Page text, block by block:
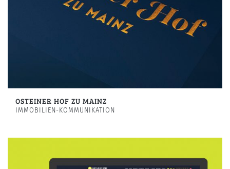
OSTEINER HOF ZU MAINZ
IMMOBILIEN-KOMMUNIKATION